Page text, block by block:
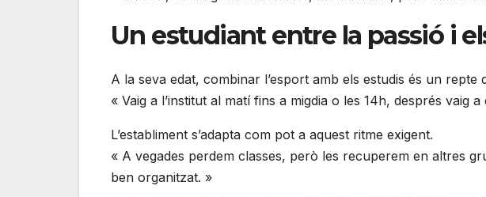
Un estudiant entre la passió i
A la seva edat, combinar l’esport amb els estudis és un repte
« Vaig a l’institut al matí fins a migdia o les 14h, després vaig
L’establiment s’adapta com pot a aquest ritme exigent.
« A vegades perdem classes, però les recuperem en altres
ben organitzat. »